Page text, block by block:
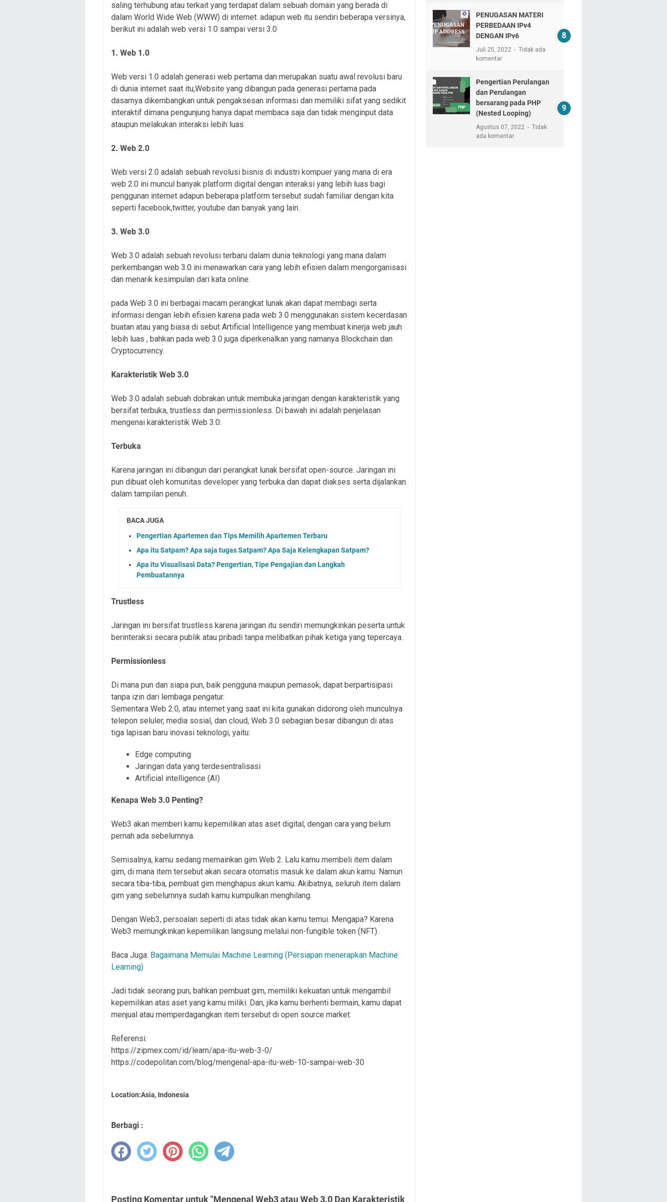
saling terhubung atau terkait yang terdapat dalam sebuah domain yang berada di
dalam World Wide Web (WWW) di internet. adapun web itu sendiri beberapa versinya,
berikut ini adalah web versi 1.0 sampai versi 3.0
1. Web 1.0
Web versi 1.0 adalah generasi web pertama dan merupakan suatu awal revolusi baru
di dunia internet saat itu,Website yang dibangun pada generasi pertama pada
dasarnya dikembangkan untuk pengaksesan informasi dan memiliki sifat yang sedikit
interaktif dimana pengunjung hanya dapat membaca saja dan tidak menginput data
ataupun melakukan interaksi lebih luas
2. Web 2.0
Web versi 2.0 adalah sebuah revolusi bisnis di industri kompuer yang mana di era
web 2.0 ini muncul banyak platform digital dengan interaksi yang lebih luas bagi
penggunan internet adapun beberapa platform tersebut sudah familiar dengan kita
seperti facebook,twitter, youtube dan banyak yang lain.
3. Web 3.0
Web 3.0 adalah sebuah revolusi terbaru dalam dunia teknologi yang mana dalam
perkembangan web 3.0 ini menawarkan cara yang lebih efisien dalam mengorganisasi
dan menarik kesimpulan dari kata online.
pada Web 3.0 ini berbagai macam perangkat lunak akan dapat membagi serta
informasi dengan lebih efisien karena pada web 3.0 menggunakan sistem kecerdasan
buatan atau yang biasa di sebut Artificial Intelligence yang membuat kinerja web jauh
lebih luas , bahkan pada web 3.0 juga diperkenalkan yang namanya Blockchain dan
Cryptocurrency.
Karakteristik Web 3.0
Web 3.0 adalah sebuah dobrakan untuk membuka jaringan dengan karakteristik yang
bersifat terbuka, trustless dan permissionless. Di bawah ini adalah penjelasan
mengenai karakteristik Web 3.0:
Terbuka
Karena jaringan ini dibangun dari perangkat lunak bersifat open-source. Jaringan ini
pun dibuat oleh komunitas developer yang terbuka dan dapat diakses serta dijalankan
dalam tampilan penuh.
BACA JUGA
Pengertian Apartemen dan Tips Memilih Apartemen Terbaru
Apa itu Satpam? Apa saja tugas Satpam? Apa Saja Kelengkapan Satpam?
Apa itu Visualisasi Data? Pengertian, Tipe Pengajian dan Langkah
Pembuatannya
Trustless
Jaringan ini bersifat trustless karena jaringan itu sendiri memungkinkan peserta untuk
berinteraksi secara publik atau pribadi tanpa melibatkan pihak ketiga yang tepercaya.
Permissionless
Di mana pun dan siapa pun, baik pengguna maupun pemasok, dapat berpartisipasi
tanpa izin dari lembaga pengatur.
Sementara Web 2.0, atau internet yang saat ini kita gunakan didorong oleh munculnya
telepon seluler, media sosial, dan cloud, Web 3.0 sebagian besar dibangun di atas
tiga lapisan baru inovasi teknologi, yaitu:
Edge computing
Jaringan data yang terdesentralisasi
Artificial intelligence (AI)
Kenapa Web 3.0 Penting?
Web3 akan memberi kamu kepemilikan atas aset digital, dengan cara yang belum
pernah ada sebelumnya.
Semisalnya, kamu sedang memainkan gim Web 2. Lalu kamu membeli item dalam
gim, di mana item tersebut akan secara otomatis masuk ke dalam akun kamu. Namun
secara tiba-tiba, pembuat gim menghapus akun kamu. Akibatnya, seluruh item dalam
gim yang sebelumnya sudah kamu kumpulkan menghilang.
Dengan Web3, persoalan seperti di atas tidak akan kamu temui. Mengapa? Karena
Web3 memungkinkan kepemilikan langsung melalui non-fungible token (NFT).
Baca Juga: Bagaimana Memulai Machine Learning (Persiapan menerapkan Machine
Learning)
Jadi tidak seorang pun, bahkan pembuat gim, memiliki kekuatan untuk mengambil
kepemilikan atas aset yang kamu miliki. Dan, jika kamu berhenti bermain, kamu dapat
menjual atau memperdagangkan item tersebut di open source market.
Referensi:
https://zipmex.com/id/learn/apa-itu-web-3-0/
https://codepolitan.com/blog/mengenal-apa-itu-web-10-sampai-web-30
Location:Asia, Indonesia
Berbagi :
Posting Komentar untuk "Mengenal Web3 atau Web 3.0 Dan Karakteristik
PENUGASAN MATERI
PERBEDAAN IPv4
DENGAN IPv6
Juli 25, 2022
Tidak ada
komentar
Pengertian Perulangan
dan Perulangan
bersarang pada PHP
(Nested Looping)
Agustus 07, 2022
Tidak
ada komentar